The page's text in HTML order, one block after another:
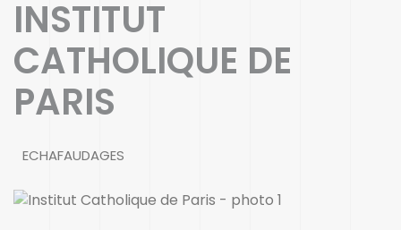
INSTITUT
CATHOLIQUE DE
PARIS
ECHAFAUDAGES